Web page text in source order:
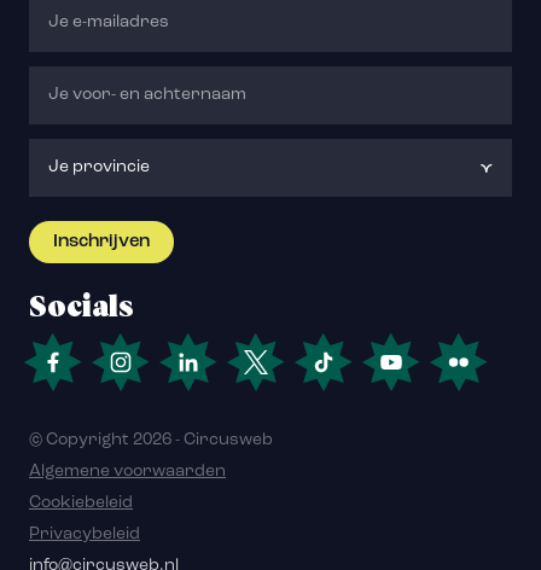
Socials
© Copyright 2026 - Circusweb
Algemene voorwaarden
Cookiebeleid
Privacybeleid
info@circusweb.nl